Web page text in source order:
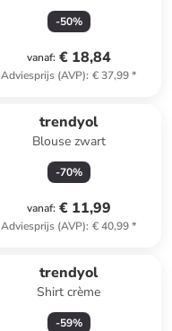
-50%
vanaf: € 18,84
Adviesprijs (AVP): € 37,99*
trendyol
Blouse zwart
-70%
vanaf: € 11,99
Adviesprijs (AVP): € 40,99*
trendyol
Shirt crème
-59%